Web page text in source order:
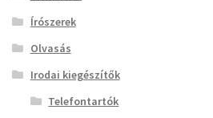
Írószerek
Olvasás
Irodai kiegészítők
Telefontartók